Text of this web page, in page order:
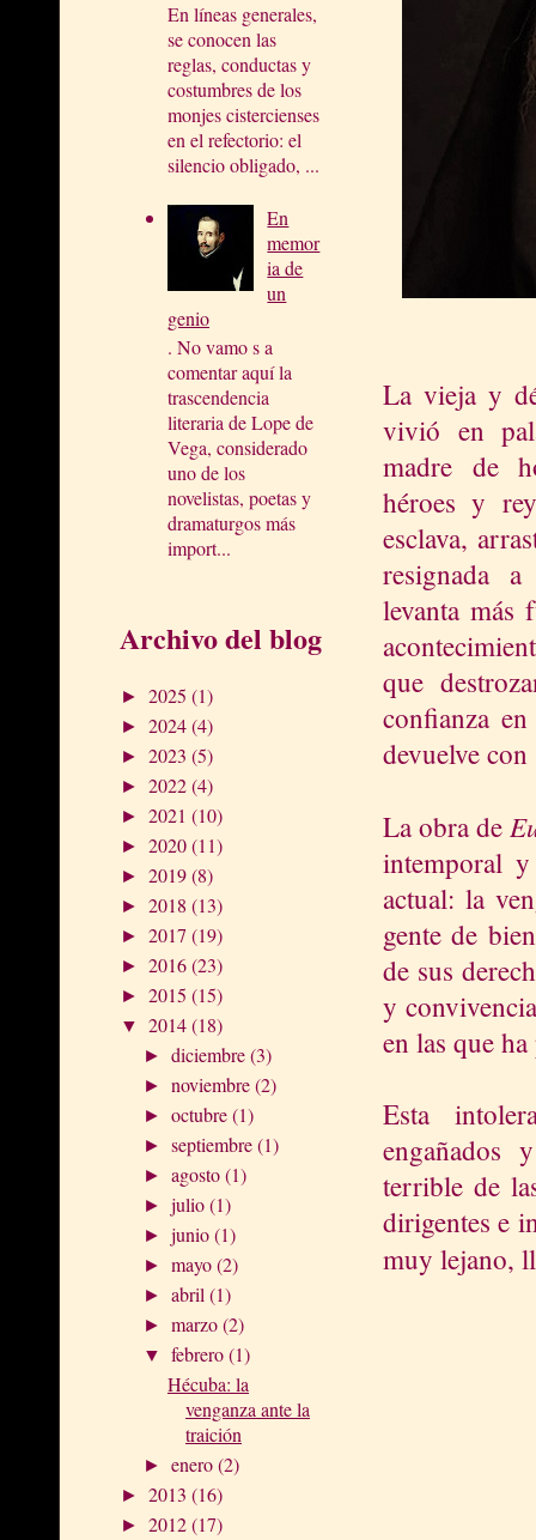
En líneas generales,
se conocen las
reglas, conductas y
costumbres de los
monjes cistercienses
en el refectorio: el
silencio obligado, ...
En
memor
ia de
un
genio
. No vamo s a
comentar aquí la
trascendencia
literaria de Lope de
Vega, considerado
uno de los
novelistas, poetas y
dramaturgos más
import...
Archivo del blog
► 2025 (1)
► 2024(4)
► 2023 (5)
► 2022(4)
► 2021 (10)
► 2020(11)
► 2019(8)
► 2018 (13)
► 2017 (19)
► 2016(23)
► 2015 (15)
▼ 2014(18)
►diciembre(3)
►noviembre(2)
►octubre(1)
►septiembre(1)
►agosto(1)
►julio(1)
►junio(1)
►mayo(2)
►abril(1)
►marzo(2)
▼febrero(1)
Hécuba: la
venganza ante la
traición
►enero(2)
► 2013 (16)
► 2012(17)
La vieja y
vivió en
madre de
héroes y
esclava,
resignada
levanta más
que
confianza
devuelve
La obra de
intemporal
actual: la
gente de
de sus
y
en las que
Esta
engañados
terrible de
dirigentes e
muy lejano,